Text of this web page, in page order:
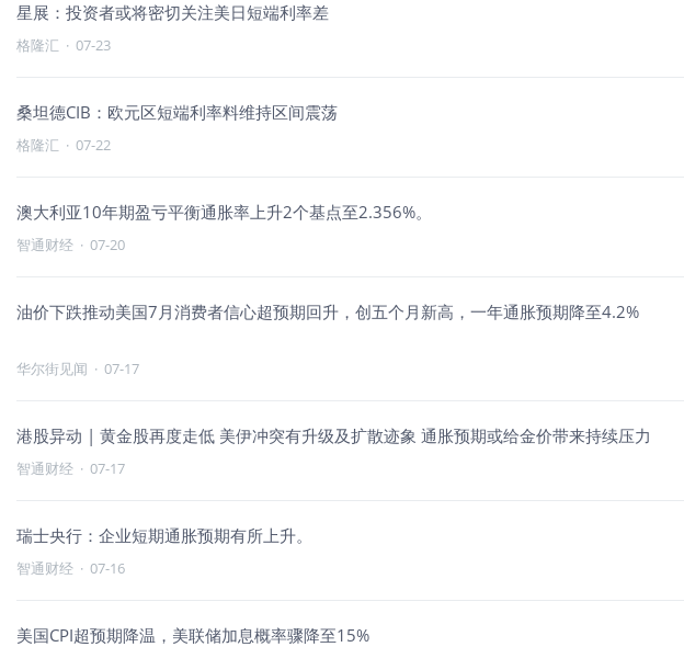
星展：投资者或将密切关注美日短端利率差
格隆汇 · 07-23
桑坦德CIB：欧元区短端利率料维持区间震荡
格隆汇 · 07-22
澳大利亚10年期盈亏平衡通胀率上升2个基点至2.356%。
智通财经 · 07-20
油价下跌推动美国7月消费者信心超预期回升，创五个月新高，一年通胀预期降至4.2%
华尔街见闻 · 07-17
港股异动 | 黄金股再度走低 美伊冲突有升级及扩散迹象 通胀预期或给金价带来持续压力
智通财经 · 07-17
瑞士央行：企业短期通胀预期有所上升。
智通财经 · 07-16
美国CPI超预期降温，美联储加息概率骤降至15%